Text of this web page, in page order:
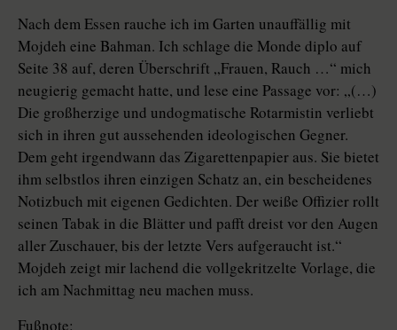
Nach dem Essen rauche ich im Garten unauffällig mit
Mojdeh eine Bahman. Ich schlage die Monde diplo auf
Seite 38 auf, deren Überschrift „Frauen, Rauch …“ mich
neugierig gemacht hatte, und lese eine Passage vor: „(…)
Die großherzige und undogmatische Rotarmistin verliebt
sich in ihren gut aussehenden ideologischen Gegner.
Dem geht irgendwann das Zigarettenpapier aus. Sie bietet
ihm selbstlos ihren einzigen Schatz an, ein bescheidenes
Notizbuch mit eigenen Gedichten. Der weiße Offizier rollt
seinen Tabak in die Blätter und pafft dreist vor den Augen
aller Zuschauer, bis der letzte Vers aufgeraucht ist.“
Mojdeh zeigt mir lachend die vollgekritzelte Vorlage, die
ich am Nachmittag neu machen muss.
Fußnote: